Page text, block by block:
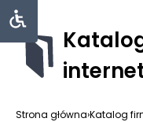
Strona główna›Katalog